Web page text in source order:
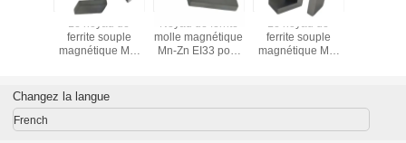
Le noyau de
ferrite souple
magnétique Mn-
Noyau de ferrite
molle magnétique
Mn-Zn EI33 pour
Le noyau de
ferrite souple
magnétique Mn-
Changez la langue
French